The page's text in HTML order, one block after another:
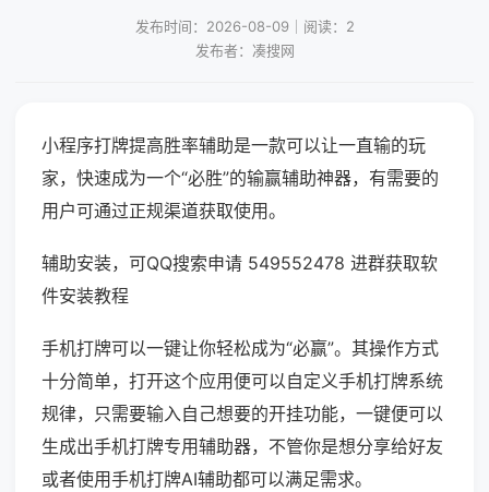
发布时间：2026-08-09｜阅读：2
发布者：凑搜网
小程序打牌提高胜率辅助是一款可以让一直输的玩
家，快速成为一个“必胜”的输赢辅助神器，有需要的
用户可通过正规渠道获取使用。
辅助安装，可QQ搜索申请 549552478 进群获取软
件安装教程
手机打牌可以一键让你轻松成为“必赢”。其操作方式
十分简单，打开这个应用便可以自定义手机打牌系统
规律，只需要输入自己想要的开挂功能，一键便可以
生成出手机打牌专用辅助器，不管你是想分享给好友
或者使用手机打牌AI辅助都可以满足需求。